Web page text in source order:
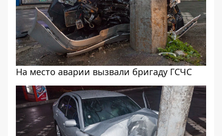
На место аварии вызвали бригаду ГСЧС